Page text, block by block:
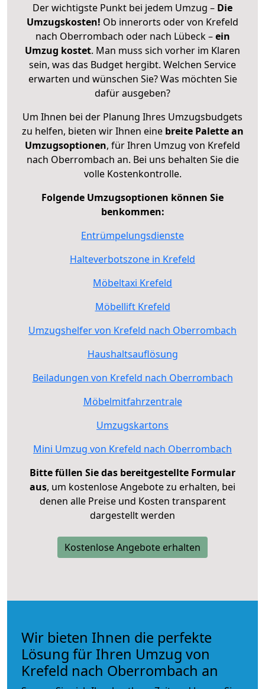
Der wichtigste Punkt bei jedem Umzug – Die
Umzugskosten! Ob innerorts oder von Krefeld
nach Oberrombach oder nach Lübeck –ein
Umzug kostet. Man muss sich vorher im Klaren
sein, was das Budget hergibt. Welchen Service
erwarten und wünschen Sie? Was möchten Sie
dafür ausgeben?
Um Ihnen bei der Planung Ihres Umzugsbudgets
zu helfen, bieten wir Ihnen eine breite Palette an
Umzugsoptionen, für Ihren Umzug von Krefeld
nach Oberrombach an. Bei uns behalten Sie die
volle Kostenkontrolle.
Folgende Umzugsoptionen können Sie
benkommen:
Entrümpelungsdienste
Halteverbotszone in Krefeld
Möbeltaxi Krefeld
Möbellift Krefeld
Umzugshelfer von Krefeld nach Oberrombach
Haushaltsauflösung
Beiladungen von Krefeld nach Oberrombach
Möbelmitfahrzentrale
Umzugskartons
Mini Umzug von Krefeld nach Oberrombach
Bitte füllen Sie das bereitgestellte Formular
aus, um kostenlose Angebote zu erhalten, bei
denen alle Preise und Kosten transparent
dargestellt werden
Kostenlose Angebote erhalten
Wir bieten Ihnen die perfekte
Lösung für Ihren Umzug von
Krefeld nach Oberrombach an